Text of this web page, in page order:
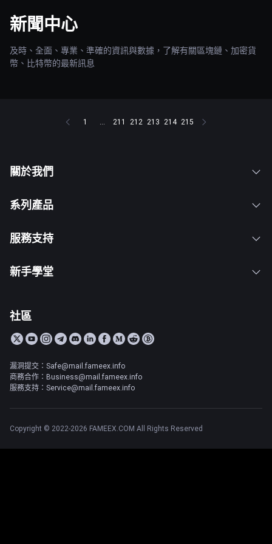
新聞中心
及時、全面、專業、準確的資訊與數據，了解有關區塊鏈、加密貨
幣、比特幣的最新訊息
1 ... 211 212 213 214 215
關於我們
系列產品
服務支持
新手學堂
社區
漏洞提交：Safe@mail.fameex.info
商務合作：Business@mail.fameex.info
服務支持：Service@mail.fameex.info
Copyright © 2022-2026 FAMEEX.COM All Rights Reserved